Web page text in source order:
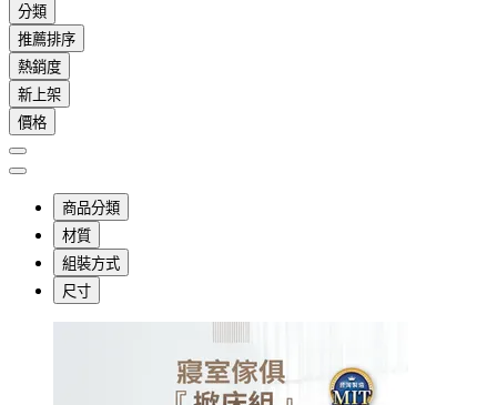
分類
推薦排序
熱銷度
新上架
價格
商品分類
材質
組裝方式
尺寸